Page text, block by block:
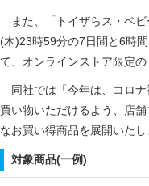
また、「トイザらス・ベビ
(木)23時59分の7日間と6時間
て、オンラインストア限定
同社では「今年は、コロナ
買い物いただけるよう、店
なお買い得商品を展開いたし
対象商品(一例)